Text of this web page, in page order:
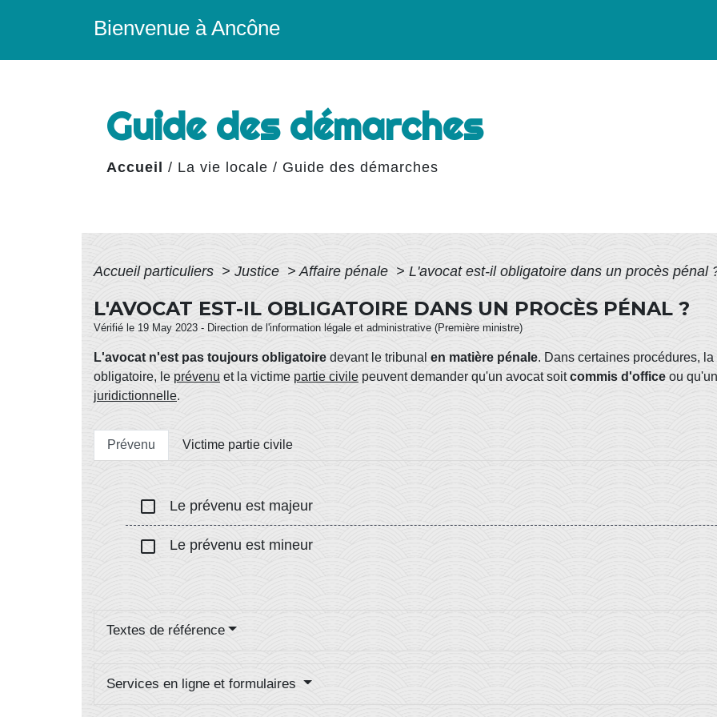
Bienvenue à Ancône
Guide des démarches
Accueil / La vie locale / Guide des démarches
Accueil particuliers > Justice > Affaire pénale > L'avocat est-il obligatoire dans un procès pénal
L'AVOCAT EST-IL OBLIGATOIRE DANS UN PROCÈS PÉNAL ?
Vérifié le 19 May 2023 - Direction de l'information légale et administrative (Première ministre)
L'avocat n'est pas toujours obligatoire devant le tribunal en matière pénale. Dans certaines procédures,
obligatoire, le prévenu et la victime partie civile peuvent demander qu'un avocat soitcommis d'office ou
juridictionnelle.
Prévenu Victime partie civile
check_box_outline_blank Le prévenu est majeur
check_box_outline_blank Le prévenu est mineur
Textes de référence
Services en ligne et formulaires